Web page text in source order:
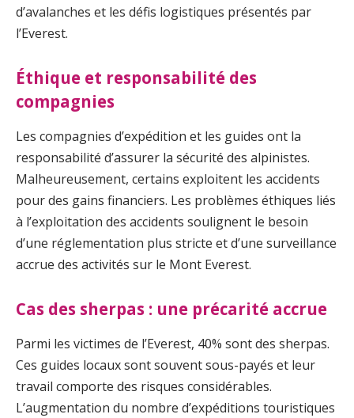
d’avalanches et les défis logistiques présentés par
l’Everest.
Éthique et responsabilité des
compagnies
Les compagnies d’expédition et les guides ont la
responsabilité d’assurer la sécurité des alpinistes.
Malheureusement, certains exploitent les accidents
pour des gains financiers. Les problèmes éthiques liés
à l’exploitation des accidents soulignent le besoin
d’une réglementation plus stricte et d’une surveillance
accrue des activités sur le Mont Everest.
Cas des sherpas : une précarité accrue
Parmi les victimes de l’Everest, 40% sont des sherpas.
Ces guides locaux sont souvent sous-payés et leur
travail comporte des risques considérables.
L’augmentation du nombre d’expéditions touristiques